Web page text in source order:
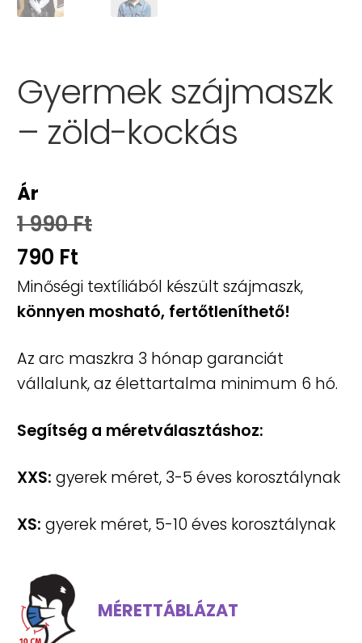
Tájékoztató
Gyermek szájmaszk
– zöld-kockás
Ár
1 990Ft
Original
price
was:
990 Ft.
790 Ft
Current
price
is:
790 Ft.
Minőségi textíliából készült szájmaszk,
könnyen mosható, fertőtleníthető!
Az arc maszkra 3 hónap garanciát
vállalunk, az élettartalma minimum 6 hó.
Segítség a méretválasztáshoz:
XXS: gyerek méret, 3-5 éves korosztálynak
XS: gyerek méret, 5-10 éves korosztálynak
MÉRETTÁBLÁZAT